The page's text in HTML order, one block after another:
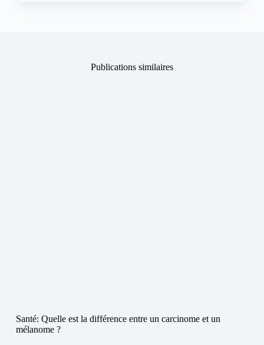
Publications similaires
Santé: Quelle est la différence entre un carcinome et un
mélanome ?